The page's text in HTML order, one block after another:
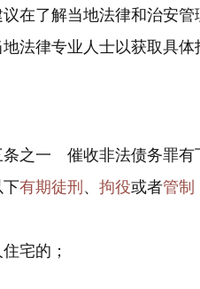
在了解当地法律和治安
法律专业人士以获取具体
条之一 催收非法债务罪有
有期徒刑、 拘役或者管制
宅的；